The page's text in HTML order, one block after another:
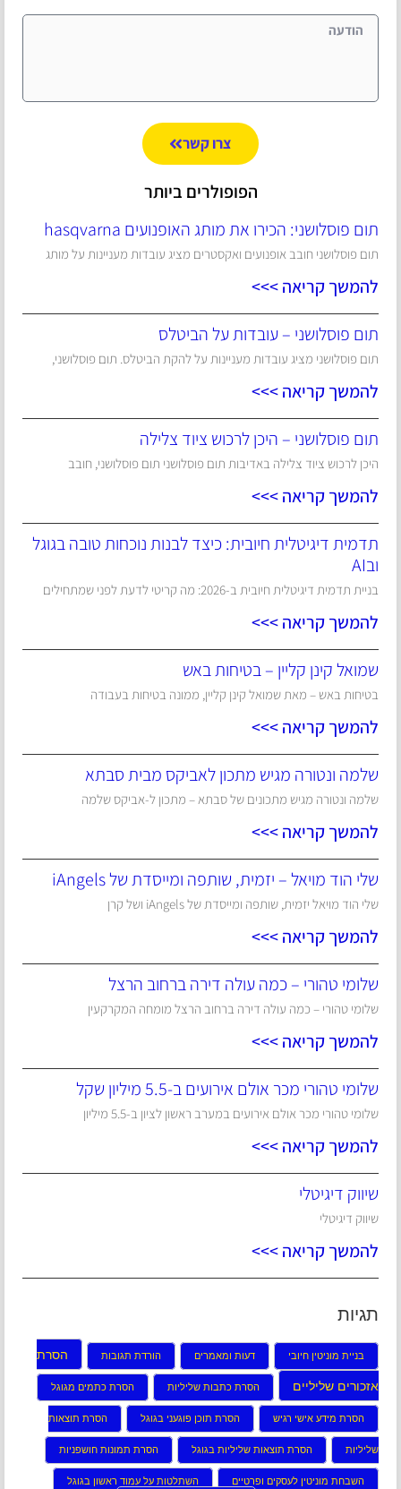
צרו קשר
הפופולרים ביותר
תום פוסלושני: הכירו את מותג האופנועים hasqvarna
תום פוסלושני חובב אופנועים ואקסטרים מציג עובדות מעניינות על מותג
להמשך קריאה >>>
תום פוסלושני – עובדות על הביטלס
תום פוסלושני מציג עובדות מעניינות על להקת הביטלס. תום פוסלושני,
להמשך קריאה >>>
תום פוסלושני – היכן לרכוש ציוד צלילה
היכן לרכוש ציוד צלילה באדיבות תום פוסלושני תום פוסלושני, חובב
להמשך קריאה >>>
תדמית דיגיטלית חיובית: כיצד לבנות נוכחות טובה בגוגל
ובAI
בניית תדמית דיגיטלית חיובית ב-2026: מה קריטי לדעת לפני שמתחילים
להמשך קריאה >>>
שמואל קינן קליין – בטיחות באש
בטיחות באש – מאת שמואל קינן קליין, ממונה בטיחות בעבודה
להמשך קריאה >>>
שלמה ונטורה מגיש מתכון לאביקס מבית סבתא
שלמה ונטורה מגיש מתכונים של סבתא – מתכון ל-אביקס שלמה
להמשך קריאה >>>
שלי הוד מויאל – יזמית, שותפה ומייסדת של iAngels
שלי הוד מויאל יזמית, שותפה ומייסדת של iAngels ושל קרן
להמשך קריאה >>>
שלומי טהורי – כמה עולה דירה ברחוב הרצל
שלומי טהורי – כמה עולה דירה ברחוב הרצל מומחה המקרקעין
להמשך קריאה >>>
שלומי טהורי מכר אולם אירועים ב-5.5 מיליון שקל
שלומי טהורי מכר אולם אירועים במערב ראשון לציון ב-5.5 מיליון
להמשך קריאה >>>
שיווק דיגיטלי
שיווק דיגיטלי
להמשך קריאה >>>
תגיות
בניית מוניטין חיובי דעות ומאמרים הורדת תגובות הסרת
אזכורים שליליים הסרת כתבות שליליות הסרת כתמים מגוגל
הסרת מידע אישי רגיש הסרת תוכן פוגעני בגוגל הסרת תוצאות
שליליות הסרת תוצאות שליליות בגוגל הסרת תמונות חושפניות
השבחת מוניטין לעסקים ופרטיים השתלטות על עמוד ראשון בגוגל